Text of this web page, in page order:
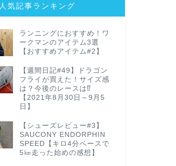
人気記事ランキング
ランニングにおすすめ！ワ
ークマンのアイテム3選
【おすすめアイテム#2】
【週間日記#49】ドラゴン
フライが買えた！サイズ感
は？今後のレースは⁉
【2021年8月30日～9月5
日】
【シューズレビュー#3】
SAUCONY ENDORPHIN
SPEED【キロ4分ペースで
5㎞走った始めの感想】